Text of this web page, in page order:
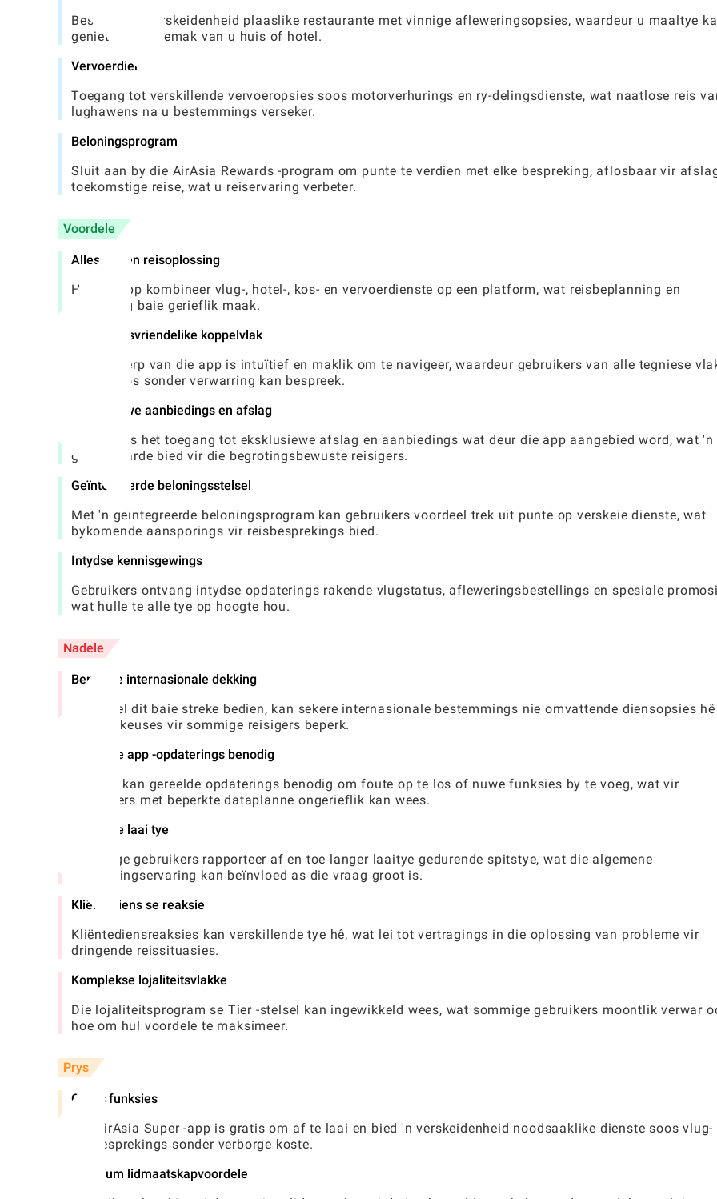
Bestel by 'n verskeidenheid plaaslike restaurante met vinnige afleweringsopsies, waardeur u maaltye
geniet uit die gemak van u huis of hotel.
Vervoerdienste
Toegang tot verskillende vervoeropsies soos motorverhurings en ry-delingsdienste, wat naatlose reis
lughawens na u bestemmings verseker.
Beloningsprogram
Sluit aan by die AirAsia Rewards -program om punte te verdien met elke bespreking, aflosbaar vir
toekomstige reise, wat u reiservaring verbeter.
Voordele
Alles-in-een reisoplossing
Hierdie app kombineer vlug-, hotel-, kos- en vervoerdienste op een platform, wat reisbeplanning en
uitvoering baie gerieflik maak.
Gebruikersvriendelike koppelvlak
Die ontwerp van die app is intuïtief en maklik om te navigeer, waardeur gebruikers van alle tegniese
moeiteloos sonder verwarring kan bespreek.
Eksklusiewe aanbiedings en afslag
Gebruikers het toegang tot eksklusiewe afslag en aanbiedings wat deur die app aangebied word, wat 'n
groot waarde bied vir die begrotingsbewuste reisigers.
Geïntegreerde beloningsstelsel
Met 'n geïntegreerde beloningsprogram kan gebruikers voordeel trek uit punte op verskeie dienste, wat
bykomende aansporings vir reisbesprekings bied.
Intydse kennisgewings
Gebruikers ontvang intydse opdaterings rakende vlugstatus, afleweringsbestellings en spesiale
wat hulle te alle tye op hoogte hou.
Nadele
Beperkte internasionale dekking
Alhoewel dit baie streke bedien, kan sekere internasionale bestemmings nie omvattende diensopsies
wat die keuses vir sommige reisigers beperk.
Gereelde app -opdaterings benodig
Die app kan gereelde opdaterings benodig om foute op te los of nuwe funksies by te voeg, wat vir
gebruikers met beperkte dataplanne ongerieflik kan wees.
Af en toe laai tye
Sommige gebruikers rapporteer af en toe langer laaitye gedurende spitstye, wat die algemene
besprekingservaring kan beïnvloed as die vraag groot is.
Kliëntediens se reaksie
Kliëntediensreaksies kan verskillende tye hê, wat lei tot vertragings in die oplossing van probleme vir
dringende reissituasies.
Komplekse lojaliteitsvlakke
Die lojaliteitsprogram se Tier -stelsel kan ingewikkeld wees, wat sommige gebruikers moontlik verwar
hoe om hul voordele te maksimeer.
Prys
Gratis funksies
Die AirAsia Super -app is gratis om af te laai en bied 'n verskeidenheid noodsaaklike dienste soos vlug-
kosbesprekings sonder verborge koste.
Premium lidmaatskapvoordele